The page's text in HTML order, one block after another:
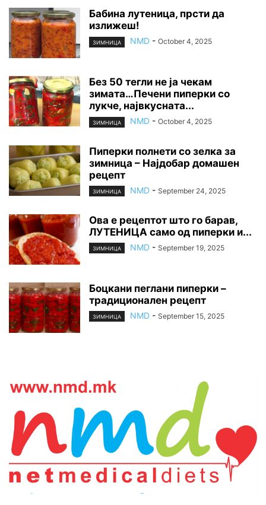
Бабина лутеница, прсти да
излижеш!
ЗИМНИЦА NMD - October 4, 2025
Без 50 тегли не ја чекам
зимата…Печени пиперки со
лукче, највкусната...
ЗИМНИЦА NMD - October 4, 2025
Пиперки полнети со зелка за
зимница – Најдобар домашен
рецепт
ЗИМНИЦА NMD - September 24, 2025
Ова е рецептот што го барав,
ЛУТЕНИЦА само од пиперки и...
ЗИМНИЦА NMD - September 19, 2025
Боцкани пеглани пиперки –
традиционален рецепт
ЗИМНИЦА NMD - September 15, 2025